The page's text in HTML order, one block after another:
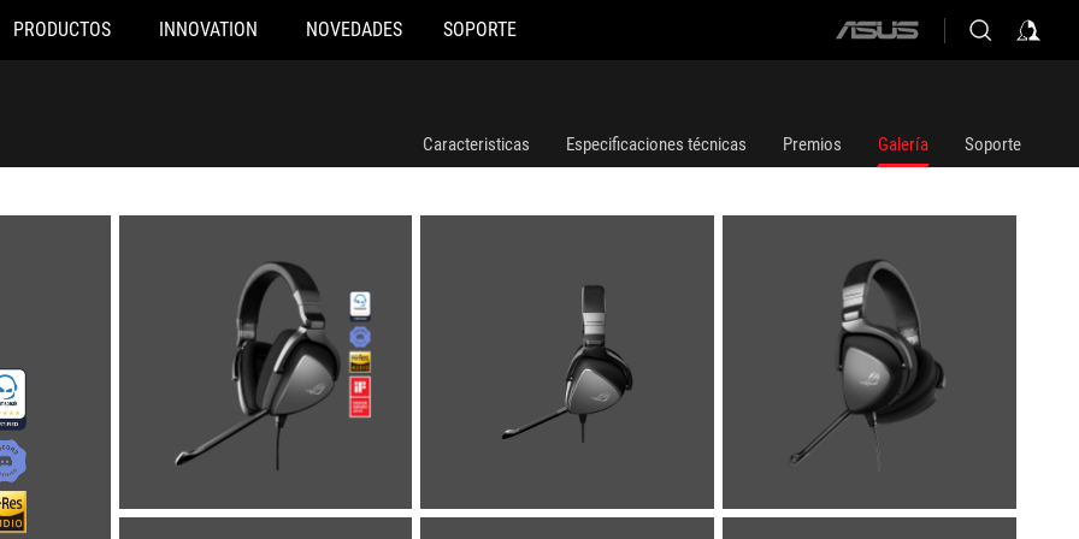
PRODUCTOS INNOVATION NOVEDADES SOPORTE
ASUS
Caracteristicas Especificaciones técnicas Premios Galería Soporte